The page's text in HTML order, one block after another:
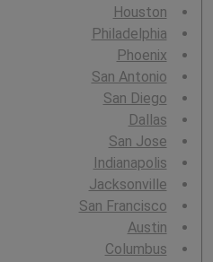
Houston
Philadelphia
Phoenix
San Antonio
San Diego
Dallas
San Jose
Indianapolis
Jacksonville
San Francisco
Austin
Columbus